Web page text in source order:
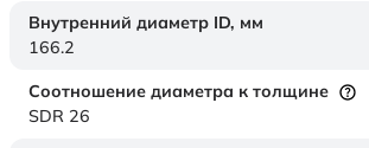
Внутренний диаметр ID, мм
166.2
Соотношение диаметра к толщине
SDR 26